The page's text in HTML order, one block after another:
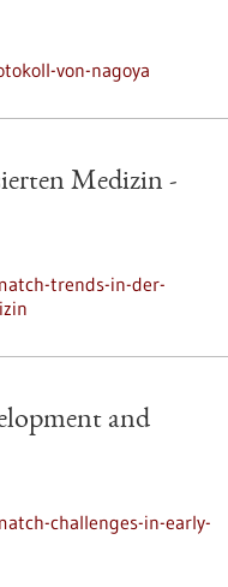
von-nagoya
Medizin -
trends-in-der-
and
challenges-in-early-